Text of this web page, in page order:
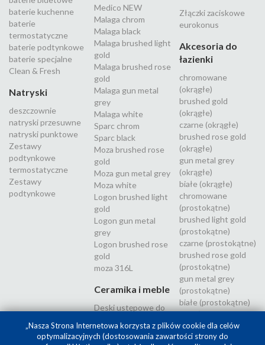
baterie kuchenne
baterie
termostatyczne
baterie podtynkowe
baterie specjalne
Clean & Fresh
Natryski
deszczownie
natryski przesuwne
natryski punktowe
Zestawy
podtynkowe
termostatyczne
Zestawy
podtynkowe
Medico NEW
Malaga chrom
Malaga black
Malaga brushed light
gold
Malaga brushed rose
gold
Malaga gun metal
grey
Malaga white
Sparc chrom
Sparc black
Moza brushed rose
gold
Moza gun metal grey
Moza white
Logon brushed light
gold
Logon gun metal
grey
Logon brushed rose
gold
moza 316L
Ceramika i meble
Deski ustępowe do
Złączki zaciskowe
eurokonus
Akcesoria do
łazienki
chromowane
(okrągłe)
brushed gold
(okrągłe)
czarne (okrągłe)
brushed rose gold
(okrągłe)
gun metal grey
(okrągłe)
białe (okrągłe)
chromowane
(prostokątne)
brushed light gold
(prostokątne)
czarne (prostokątne)
brushed rose gold
(prostokątne)
gun metal grey
(prostokątne)
białe (prostokątne)
Inox (stal
nierdzewna 316L)
„Nasza Strona Internetowa korzysta z plików cookie dla celów
optymalizacyjnych (dostosowania zawartości strony do